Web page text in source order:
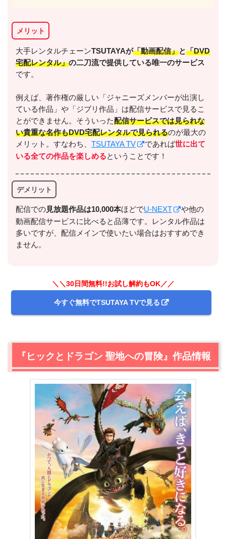
＼＼31日間無料!!お試し解約もOK／／
今すぐ無料でU-NEXTで見る
出典:U-NEXTヘルプセンター
＼＼31日間無料!!お試し解約もOK／／
今すぐ無料でU-NEXTで見る
メリット
大手レンタルチェーンTSUTAYAが「動画配信」と「DVD
宅配レンタル」の二刀流で提供している唯一のサービス
です。
例えば、著作権の厳しい「ジャニーズメンバーが出演し
ている作品」や「ジブリ作品」は配信サービスで見るこ
とができません。そういった配信サービスでは見られな
い貴重な名作もDVD宅配レンタルで見られるのが最大の
メリット。すなわち、 TSUTAYA TV であれば世に出て
いる全ての作品を楽しめるということです！
デメリット
配信での⾒放題作品は10,000本ほどでU-NEXT
や他の
動画配信サービスに比べると品薄です。レンタル作品は
多いですが、配信メインで使いたい場合はおすすめでき
ません。
＼＼30日間無料!!お試し解約もOK／／
今すぐ無料でTSUTAYA TVで見る
『ヒックとドラゴン 聖地への冒険』作品情報